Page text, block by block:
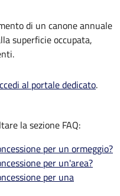
di un canone annuale
superficie occupata,
al portale dedicato.
la sezione FAQ:
per un ormeggio?
per un'area?
per una